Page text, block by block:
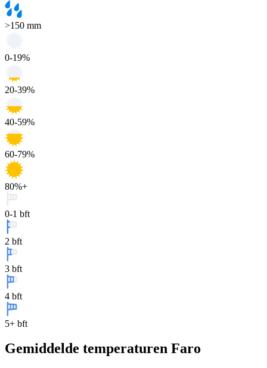
>150 mm
0-19%
20-39%
40-59%
60-79%
80%+
0-1 bft
2 bft
3 bft
4 bft
5+ bft
Gemiddelde temperaturen Faro